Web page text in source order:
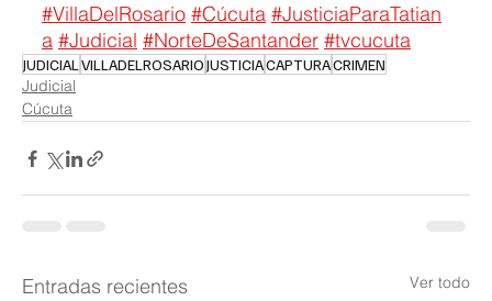
#VillaDelRosario #Cúcuta #JusticiaParaTatian
a #Judicial #NorteDeSantander #tvcucuta
JUDICIAL VILLADELROSARIOJUSTICIACAPTURACRIMEN
Judicial
Cúcuta
Entradas recientes Ver todo